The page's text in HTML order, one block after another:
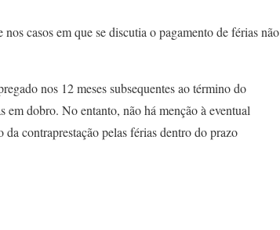
casos em que se discutia o pagamento de férias não
nos 12 meses subsequentes ao término do
em dobro. No entanto, não há menção à eventual
contraprestação pelas férias dentro do prazo